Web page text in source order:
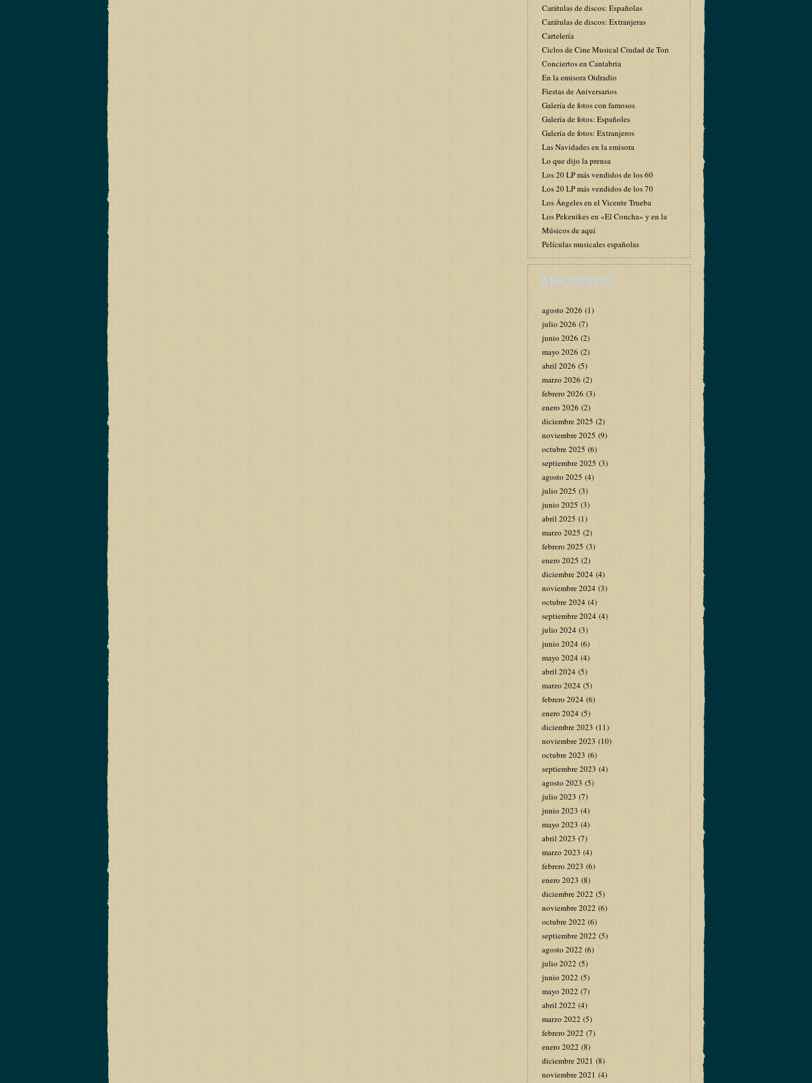
Carátulas de discos: Españolas
Carátulas de discos: Extranjeras
Cartelería
Ciclos de Cine Musical Ciudad de Torrelavega
Conciertos en Cantabria
En la emisora Oidradio
Fiestas de Aniversarios
Galería de fotos con famosos
Galería de fotos: Españoles
Galería de fotos: Extranjeros
Las Navidades en la emisora
Lo que dijo la prensa
Los 20 LP más vendidos de los 60
Los 20 LP más vendidos de los 70
Los Ángeles en el Vicente Trueba
Los Pekenikes en «El Concha» y en la emisora
Músicos de aquí
Películas musicales españolas
ARCHIVOS
agosto 2026 (1)
julio 2026 (7)
junio 2026 (2)
mayo 2026 (2)
abril 2026 (5)
marzo 2026 (2)
febrero 2026(3)
enero 2026 (2)
diciembre 2025 (2)
noviembre 2025 (9)
octubre 2025(6)
septiembre 2025 (3)
agosto 2025 (4)
julio 2025 (3)
junio 2025 (3)
abril 2025 (1)
marzo 2025 (2)
febrero 2025 (3)
enero 2025 (2)
diciembre 2024(4)
noviembre 2024 (3)
octubre 2024 (4)
septiembre 2024 (4)
julio 2024(3)
junio 2024 (6)
mayo 2024 (4)
abril 2024 (5)
marzo 2024 (5)
febrero 2024 (6)
enero 2024 (5)
diciembre 2023 (11)
noviembre 2023 (10)
octubre 2023(6)
septiembre 2023 (4)
agosto 2023 (5)
julio 2023 (7)
junio 2023(4)
mayo 2023 (4)
abril 2023 (7)
marzo 2023 (4)
febrero 2023(6)
enero 2023 (8)
diciembre 2022 (5)
noviembre 2022 (6)
octubre 2022 (6)
septiembre 2022(5)
agosto 2022 (6)
julio 2022 (5)
junio 2022 (5)
mayo 2022(7)
abril 2022 (4)
marzo 2022 (5)
febrero 2022 (7)
enero 2022 (8)
diciembre 2021 (8)
noviembre 2021 (4)